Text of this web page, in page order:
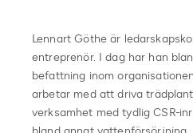
Lennart Göthe är
entreprenör. I dag har han
befattning inom
arbetar med att driva
verksamhet med tydlig CSR-